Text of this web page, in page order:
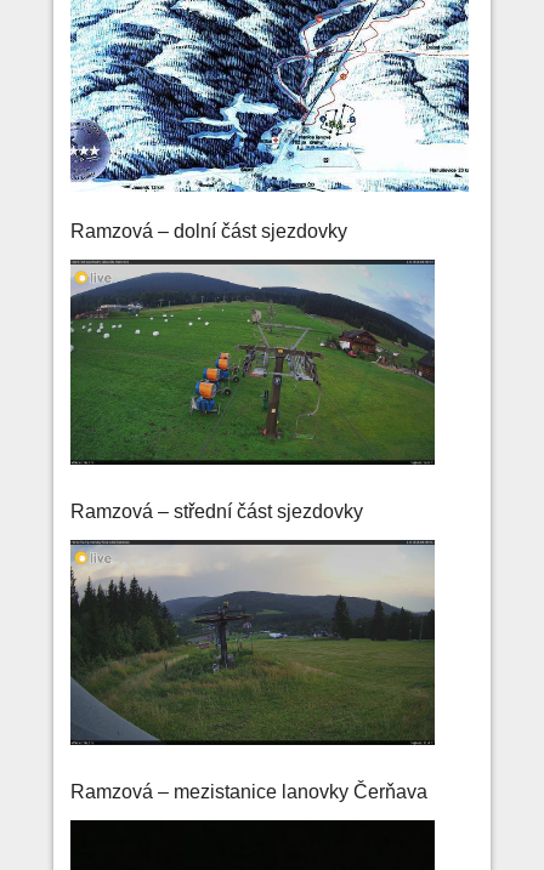
Ramzová – dolní část sjezdovky
Ramzová – střední část sjezdovky
Ramzová – mezistanice lanovky Čerňava